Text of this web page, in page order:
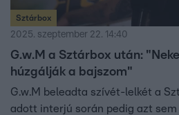
Sztárbox
2025. szeptember 22. 14:40
G.w.M a Sztárbox után:
húzgálják a bajszom"
G.w.M beleadta szívét-lelkét a
adott interjú során pedig azt